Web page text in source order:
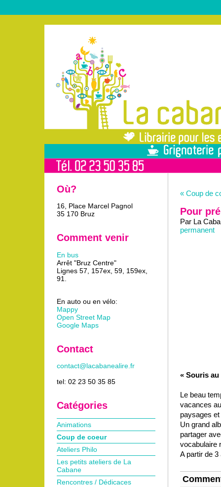
« Coup de
Pour
Par La
permanent
« Souris au
Le beau
vacances
paysages
Un grand
partager
vocabulaire
A partir de 3
Où?
16, Place Marcel Pagnol
35 170 Bruz
Comment venir
En bus
Arrêt "Bruz Centre"
Lignes 57, 157ex, 59, 159ex,
91.
En auto ou en vélo:
Mappy
Open Street Map
Google Maps
Contact
contact@lacabanealire.fr
tel: 02 23 50 35 85
Catégories
Animations
Coup de coeur
Ateliers Philo
Les petits ateliers de La
Cabane
Rencontres / Dédicaces